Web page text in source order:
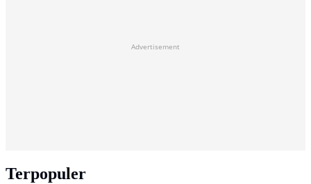
Advertisement
Terpopuler